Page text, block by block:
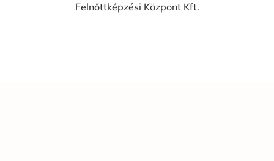
Felnőttképzési Központ Kft.